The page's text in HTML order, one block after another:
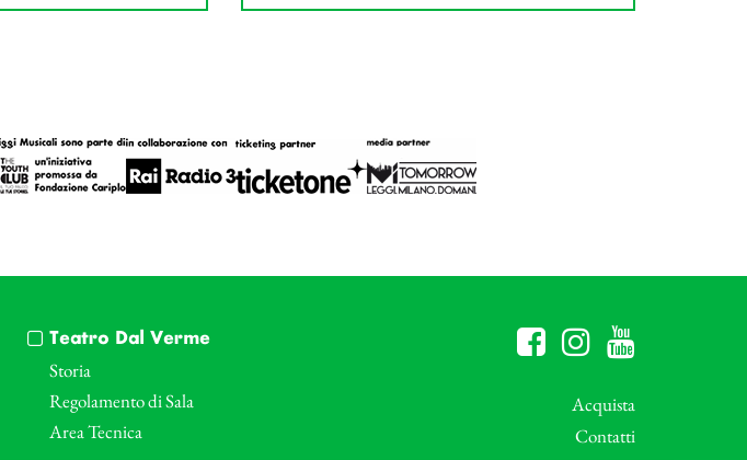
Teatro Dal Verme
Storia
Regolamento di Sala
Area Tecnica
Acquista
Contatti